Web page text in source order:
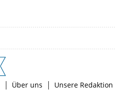
| Über uns | Unsere Redaktion